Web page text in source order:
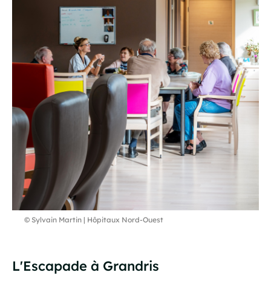
© Sylvain Martin | Hôpitaux Nord-Ouest
L'Escapade à Grandris